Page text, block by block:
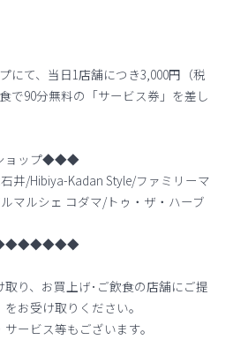
にて、当日1店舗につき3,000円（税
で90分無料の「サービス券」を差し
ョップ◆◆◆
井/Hibiya-Kadan Style/ファミリーマ
マルシェ コダマ/トゥ・ザ・ハーブ
り、お買上げ･ご飲食の店舗にご提
お受け取りください。
ービス等もございます。